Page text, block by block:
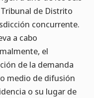
de Distrito
concurrente.
a cabo
el
de la demanda
medio de difusión
o su lugar de